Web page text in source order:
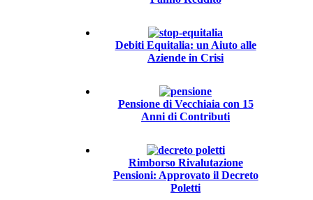
Debiti Equitalia: un Aiuto alle
Aziende in Crisi
Pensione di Vecchiaia con 15
Anni di Contributi
Rimborso Rivalutazione
Pensioni: Approvato il Decreto
Poletti